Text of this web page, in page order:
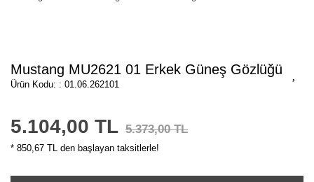
Mustang MU2621 01 Erkek Güneş Gözlüğü
Ürün Kodu: : 01.06.262101
5.104,00 TL 5.373,00 TL
* 850,67 TL den başlayan taksitlerle!